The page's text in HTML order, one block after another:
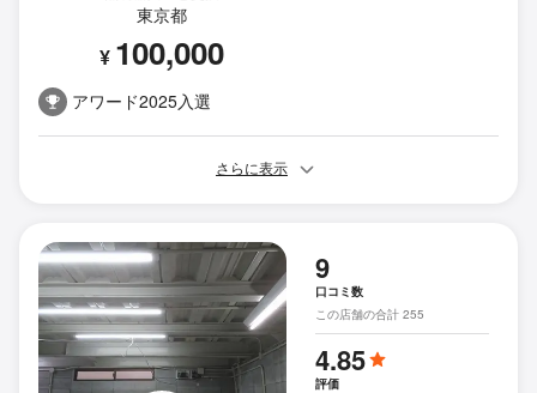
東京都
¥ 100,000
アワード2025入選
さらに表示
9
口コミ数
この店舗の合計 255
4.85
評価